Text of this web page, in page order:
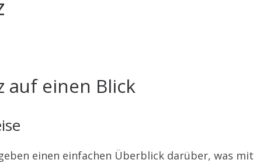
auf einen Blick
einen einfachen Überblick darüber, was